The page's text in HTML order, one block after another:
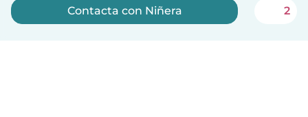
Contacta con Niñera 2